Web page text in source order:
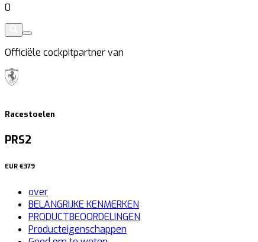
0
Officiële cockpitpartner van
Racestoelen
PRS2
EUR €379
over
BELANGRIJKE KENMERKEN
PRODUCTBEOORDELINGEN
Producteigenschappen